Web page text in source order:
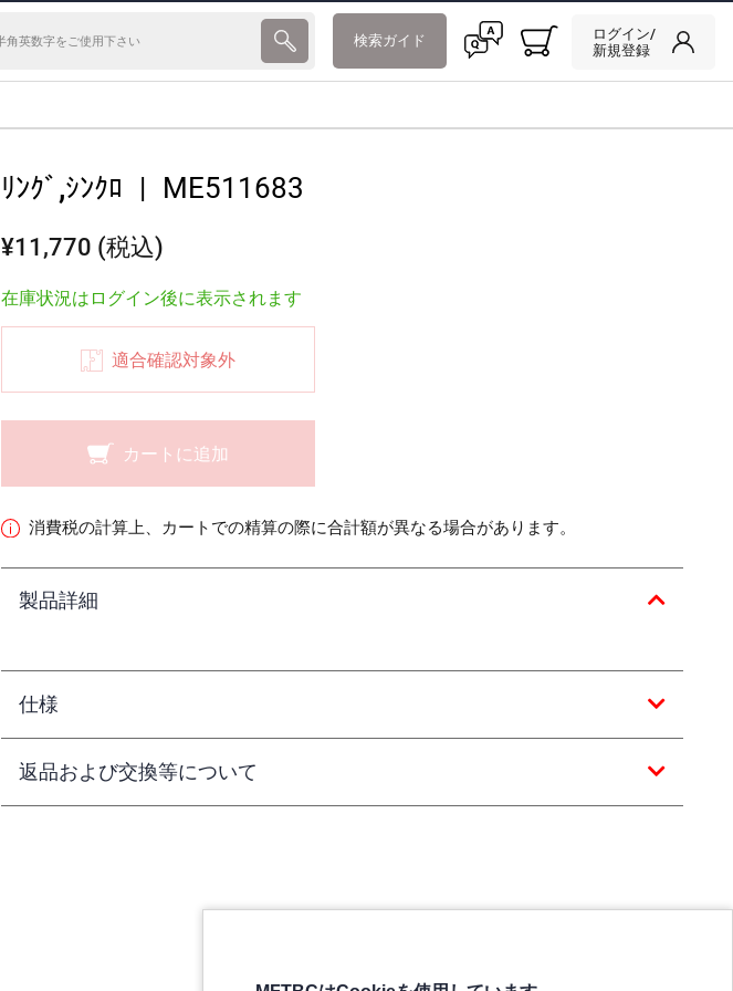
検索ガイド
ログイン/
新規登録
ﾘﾝｸﾞ,ｼﾝｸﾛ | ME511683
¥11,770 (税込)
在庫状況はログイン後に表示されます
適合確認対象外
カートに追加
消費税の計算上、カートでの精算の際に合計額が異なる場合があります。
製品詳細
仕様
返品および交換等について